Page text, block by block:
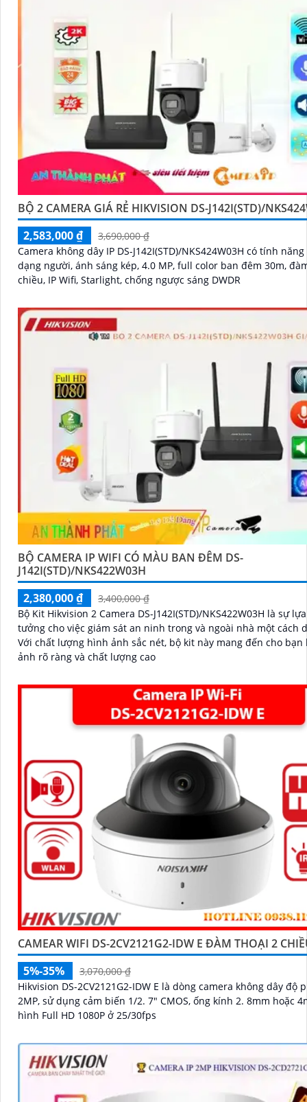
BỘ 2 CAMERA GIÁ RẺ HIKVISION DS-J142I(STD)/
2,583,000 ₫
3,690,000 ₫
Camera không dây IP DS-J142I(STD)/NKS424W03H có tính
dạng người, ánh sáng kép, 4.0 MP, full color ban đêm 30m,
chiều, IP Wifi, Starlight, chống ngược sáng DWDR
BỘ CAMERA IP WIFI CÓ MÀU BAN ĐÊM DS-
J142I(STD)/NKS422W03H
2,380,000 ₫
3,400,000 ₫
Bộ Kit Hikvision 2 Camera DS-J142I(STD)/NKS422W03H là sự
tưởng cho việc giám sát an ninh trong và ngoài nhà một cách
Với chất lượng hình ảnh sắc nét, bộ kit này mang đến cho bạn
ảnh rõ ràng và chất lượng cao
CAMEAR WIFI DS-2CV2121G2-IDW E ĐÀM THOẠI 2
5%-35%
3,070,000 ₫
Hikvision DS-2CV2121G2-IDW E là dòng camera không dây độ
2MP, sử dụng cảm biến 1/2. 7" CMOS, ống kính 2. 8mm hoặc
hình Full HD 1080P ở 25/30fps